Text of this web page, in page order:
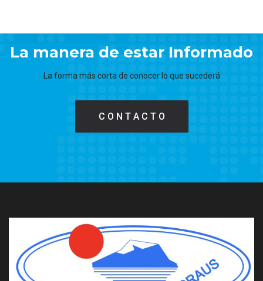
La manera de estar Informado
La forma más corta de conocer lo que sucederá
C O N T A C T O